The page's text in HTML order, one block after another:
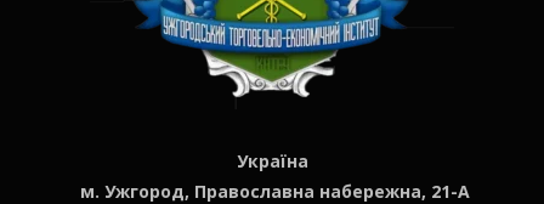
Україна
м. Ужгород, Православна набережна, 21-А